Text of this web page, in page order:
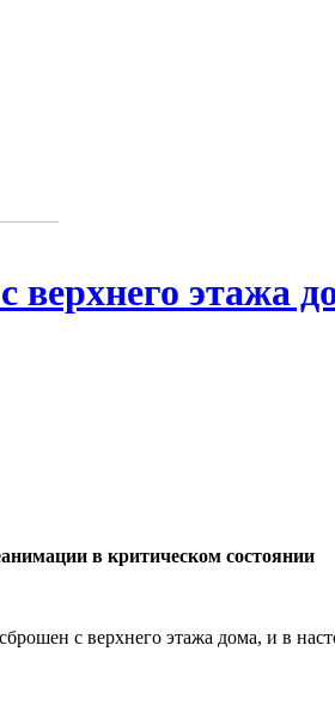
этажа
в критическом состоянии
с верхнего этажа дома, и в